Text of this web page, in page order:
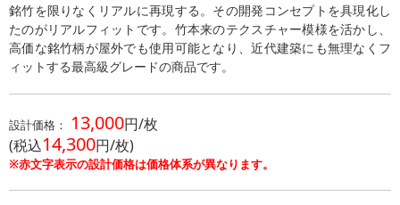
銘竹を限りなくリアルに再現する。その開発コンセプトを具現化し
たのがリアルフィットです。竹本来のテクスチャー模様を活かし、
高価な銘竹柄が屋外でも使用可能となり、近代建築にも無理なくフ
ィットする最高級グレードの商品です。
設計価格： 13,000円/枚
(税込14,300円/枚)
※赤文字表示の設計価格は価格体系が異なります。